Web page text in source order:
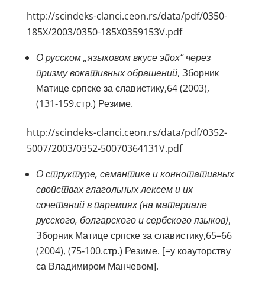
http://scindeks-clanci.ceon.rs/data/pdf/0350-
185X/2003/0350-185X0359153V.pdf
О русском „языковом вкусе эпох“ через
призму вокативных обрашений, Зборник
Матице српске за славистику,64 (2003),
(131‑159.стр.) Резиме.
http://scindeks-clanci.ceon.rs/data/pdf/0352-
5007/2003/0352-50070364131V.pdf
О структуре, семантике и коннотативных
свойствах глагольных лексем и их
сочетаний в паремиях (на материале
русского, болгарского и сербского языков),
Зборник Матице српске за славистику,65–66
(2004), (75‑100.стр.) Резиме. [=у коауторству
са Владимиром Манчевом].